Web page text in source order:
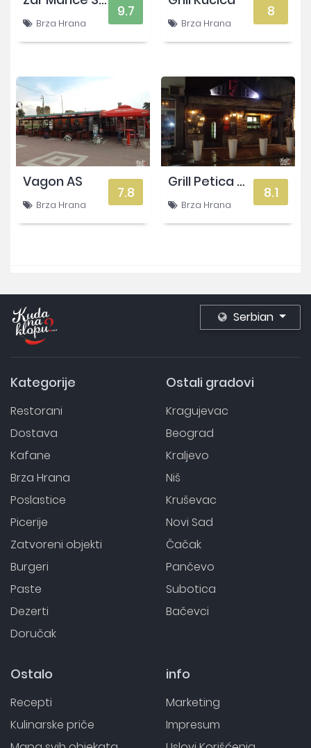
Brza Hrana
9.7
Brza Hrana
8
Vagon AS
Brza Hrana
7.8
Grill Petica Uča
Brza Hrana
8.1
Serbian
Kategorije
Restorani
Dostava
Kafane
Brza Hrana
Poslastice
Picerije
Zatvoreni objekti
Burgeri
Paste
Dezerti
Doručak
Ostali gradovi
Kragujevac
Beograd
Kraljevo
Niš
Kruševac
Novi Sad
Čačak
Pančevo
Subotica
Bačevci
Ostalo
Recepti
Kulinarske priče
info
Marketing
Impresum